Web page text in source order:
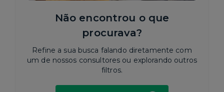
Não encontrou o que
procurava?
Refine a sua busca falando diretamente com
um de nossos consultores ou explorando outros
filtros.